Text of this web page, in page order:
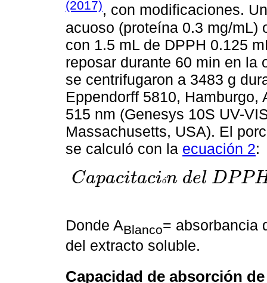
(2017), con modificaciones.
acuoso (proteína 0.3 mg/mL)
con 1.5 mL de DPPH 0.125
reposar durante 60 min en la
se centrifugaron a 3483 g
Eppendorff 5810,
515 nm (Genesys 10S UV-
Massachusetts, USA). El
se calculó con la ecuación 2:
Capacitación del DPP
Capac itación del DPPH %=B LANCO EXTRA CT OBL
Donde ABlanco= absorbancia
del extracto soluble.
Capacidad de absorción